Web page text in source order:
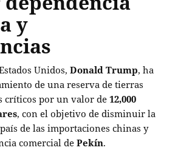
y
Unidos,Donald Trump, ha
de una reserva de tierras
críticos por un valor de12,000
, con el objetivo de disminuir la
de las importaciones chinas y
comercial dePekín.